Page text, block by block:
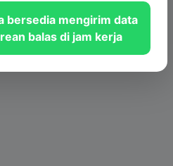
bersedia mengirim data
balas di jam kerja